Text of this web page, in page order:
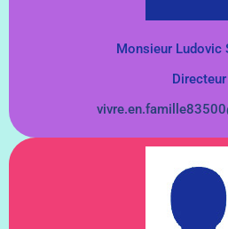
Monsieur Ludovic
Directeur